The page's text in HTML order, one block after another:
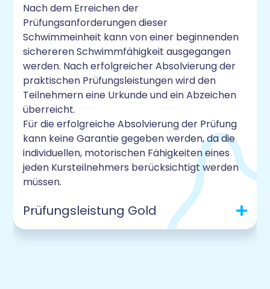
Nach dem Erreichen der
Prüfungsanforderungen dieser
Schwimmeinheit kann von einer beginnenden
sichereren Schwimmfähigkeit ausgegangen
werden. Nach erfolgreicher Absolvierung der
praktischen Prüfungsleistungen wird den
Teilnehmern eine Urkunde und ein Abzeichen
überreicht.
Für die erfolgreiche Absolvierung der Prüfung
kann keine Garantie gegeben werden, da die
individuellen, motorischen Fähigkeiten eines
jeden Kursteilnehmers berücksichtigt werden
müssen.
Prüfungsleistung Gold